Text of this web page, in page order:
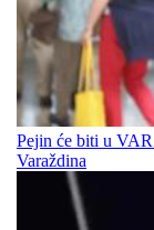
Pejin će biti u VAR
Varaždina